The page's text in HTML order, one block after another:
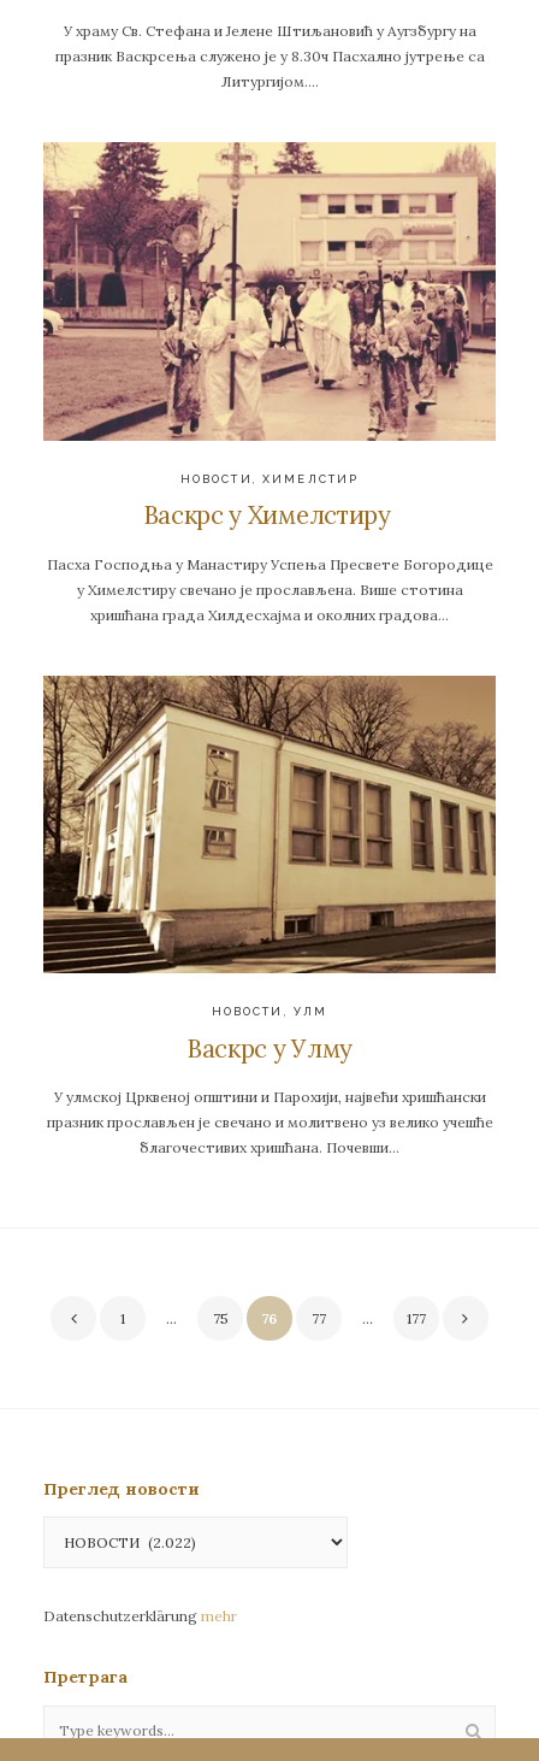
У храму Св. Стефана и Јелене Штиљановић у Аугзбургу на
празник Васкрсења служено је у 8.30ч Пасхално јутрење са
Литургијом….
НОВОСТИ ХИМЕЛСТИР
Васкрс у Химелстиру
Пасха Господња у Манастиру Успења Пресвете Богородице
у Химелстиру свечано је прослављена. Више стотина
хришћана града Хилдесхајма и околних градова…
НОВОСТИ , УЛМ
Васкрс у Улму
У улмској Црквеној општини и Парохији, највећи хришћански
празник прослављен је свечано и молитвено уз велико учешће
благочестивих хришћана. Почевши…
Пагинација
1 … 75 76 77 … 177
Преглед новости
новости
Datenschutzerklärung mehr
Претрага